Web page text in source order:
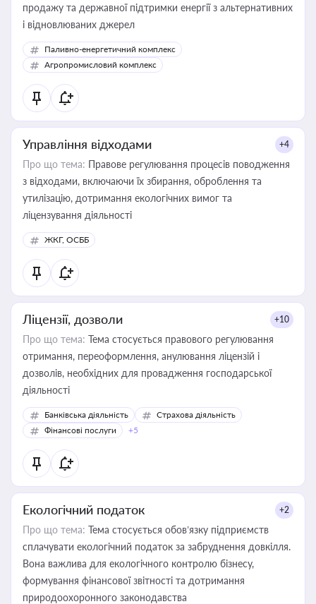
продажу та державної підтримки енергії з альтернативних
і відновлюваних джерел
Паливно-енергетичний комплекс
Агропромисловий комплекс
Управління відходами +4
Про що тема: Правове регулювання процесів поводження
з відходами, включаючи їх збирання, оброблення та
утилізацію, дотримання екологічних вимог та
ліцензування діяльності
ЖКГ, ОСББ
Ліцензії, дозволи +10
Про що тема: Тема стосується правового регулювання
отримання, переоформлення, анулювання ліцензій і
дозволів, необхідних для провадження господарської
діяльності
Банківська діяльність
Страхова діяльність
Фінансові послуги
+5
Екологічний податок +2
Про що тема: Тема стосується обов’язку підприємств
сплачувати екологічний податок за забруднення довкілля.
Вона важлива для екологічного контролю бізнесу,
формування фінансової звітності та дотримання
природоохоронного законодавства